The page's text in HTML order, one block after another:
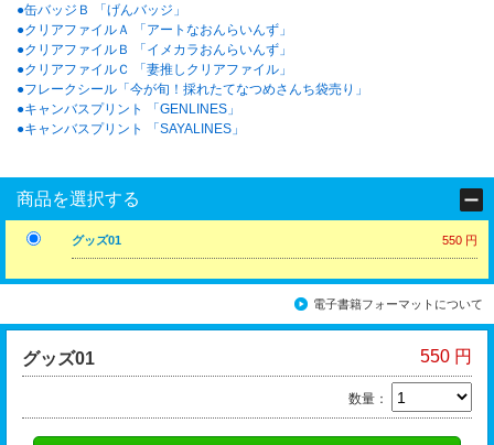
●缶バッジＢ 「げんバッジ」
●クリアファイルＡ 「アートなおんらいんず」
●クリアファイルＢ 「イメカラおんらいんず」
●クリアファイルＣ 「妻推しクリアファイル」
●フレークシール「今が旬！採れたてなつめさんち袋売り」
●キャンバスプリント 「GENLINES」
●キャンバスプリント 「SAYALINES」
商品を選択する
グッズ01 550 円
電子書籍フォーマットについて
グッズ01 550 円
数量：